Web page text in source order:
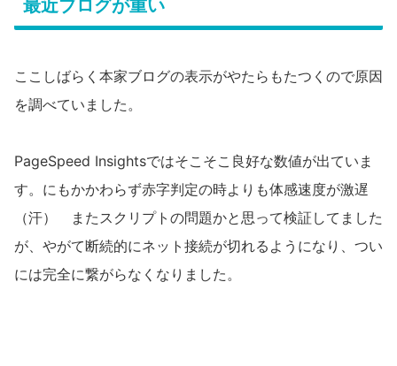
最近ブログが重い
ここしばらく本家ブログの表示がやたらもたつくので原因
を調べていました。
PageSpeed Insightsではそこそこ良好な数値が出ていま
す。にもかかわらず赤字判定の時よりも体感速度が激遅
（汗） またスクリプトの問題かと思って検証してました
が、やがて断続的にネット接続が切れるようになり、つい
には完全に繋がらなくなりました。